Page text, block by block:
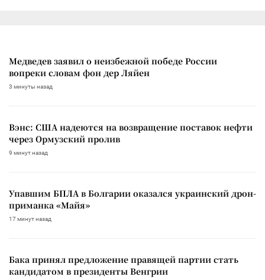
Медведев заявил о неизбежной победе России
вопреки словам фон дер Ляйен
3 минуты назад
Вэнс: США надеются на возвращение поставок нефти
через Ормузский пролив
9 минут назад
Упавшим БПЛА в Болгарии оказался украинский дрон-
приманка «Майя»
17 минут назад
Бака принял предложение правящей партии стать
кандидатом в президенты Венгрии